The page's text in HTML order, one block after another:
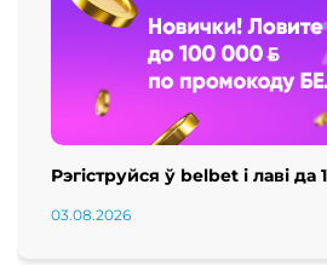
Рэгіструйся ў belbet і лаві да
03.08.2026